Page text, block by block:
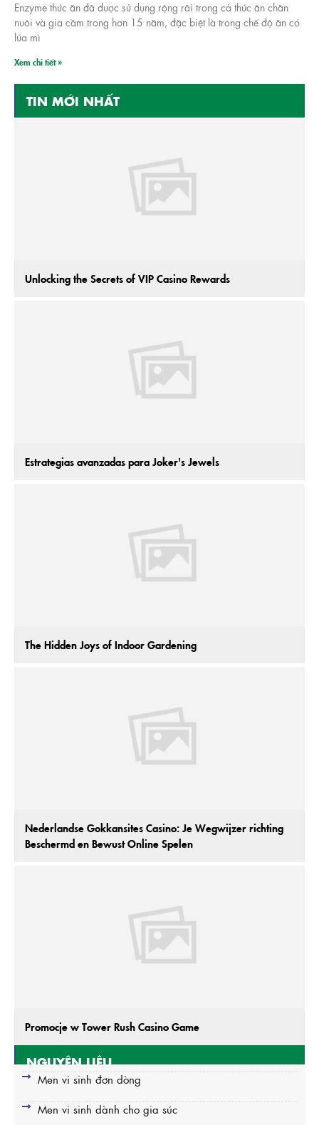
Enzyme thức ăn đã được sử dụng rộng rãi trong cả thức ăn chăn
nuôi và gia cầm trong hơn 15 năm, đặc biệt là trong chế độ ăn có
lúa mì
Xem chi tiết »
TIN MỚI NHẤT
Unlocking the Secrets of VIP Casino Rewards
Estrategias avanzadas para Joker's Jewels
The Hidden Joys of Indoor Gardening
Nederlandse Gokkansites Casino: Je Wegwijzer richting
Beschermd en Bewust Online Spelen
Promocje w Tower Rush Casino Game
NGUYÊN LIỆU
Men vi sinh đơn dòng
Men vi sinh dành cho gia súc